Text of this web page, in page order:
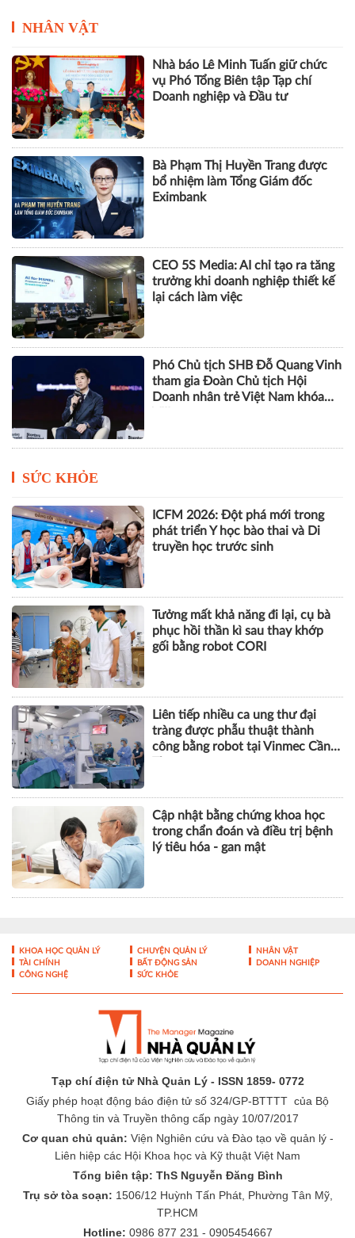
NHÂN VẬT
Nhà báo Lê Minh Tuấn giữ chức
vụ Phó Tổng Biên tập Tạp chí
Doanh nghiệp và Đầu tư
Bà Phạm Thị Huyền Trang được
bổ nhiệm làm Tổng Giám đốc
Eximbank
CEO 5S Media: AI chỉ tạo ra tăng
trưởng khi doanh nghiệp thiết kế
lại cách làm việc
Phó Chủ tịch SHB Đỗ Quang Vinh
tham gia Đoàn Chủ tịch Hội
Doanh nhân trẻ Việt Nam khóa
SỨC KHỎE
ICFM 2026: Đột phá mới trong
phát triển Y học bào thai và Di
truyền học trước sinh
Tưởng mất khả năng đi lại, cụ bà
phục hồi thần kì sau thay khớp
gối bằng robot CORI
Liên tiếp nhiều ca ung thư đại
tràng được phẫu thuật thành
công bằng robot tại Vinmec Cần
Cập nhật bằng chứng khoa học
trong chẩn đoán và điều trị bệnh
lý tiêu hóa - gan mật
KHOA HỌC QUẢN LÝ CHUYỆN QUẢN LÝ
NHÂN VẬT
TÀI CHÍNH
BẤT ĐỘNG SẢN
DOANH NGHIỆP
CÔNG NGHỆ
SỨC KHỎE
Tạp chí điện tử Nhà Quản Lý - ISSN 1859- 0772
Giấy phép hoạt động báo điện tử số 324/GP-BTTTT của Bộ
Thông tin và Truyền thông cấp ngày 10/07/2017
Cơ quan chủ quản: Viện Nghiên cứu và Đào tạo về quản lý -
Liên hiệp các Hội Khoa học và Kỹ thuật Việt Nam
Tổng biên tập: ThS Nguyễn Đăng Bình
Trụ sở tòa soạn: 1506/12 Huỳnh Tấn Phát, Phường Tân Mỹ,
TP.HCM
Hotline: 0986 877 231 - 0905454667